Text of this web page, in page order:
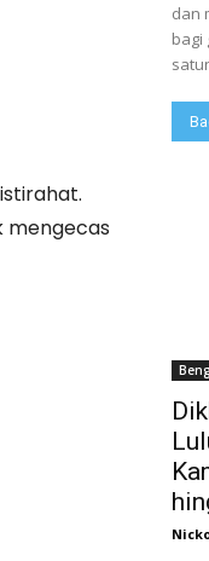
mengecas
dan
bagi